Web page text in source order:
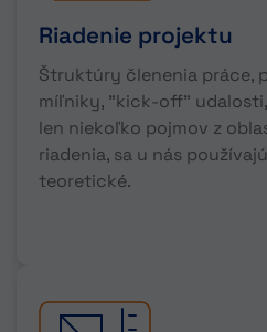
Riadenie projektu
Štruktúry členenia práce,
míľniky, "kick-off"
len niekoľko pojmov z
riadenia, sa u nás
teoretické.